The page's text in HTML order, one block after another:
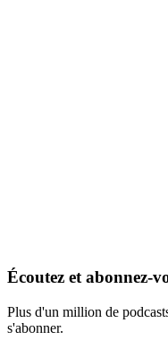
Écoutez et abonnez-
Plus d'un million de
s'abonner.